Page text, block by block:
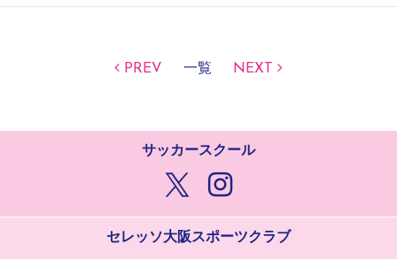
PREV 一覧 NEXT
サッカースクール
セレッソ大阪スポーツクラブ